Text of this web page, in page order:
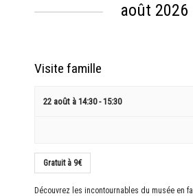
août 2026
Visite famille
22 août à 14:30-15:30
Gratuit à 9€
Découvrez les incontournables du musée en